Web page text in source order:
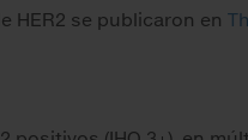
HER2 se publicaron en